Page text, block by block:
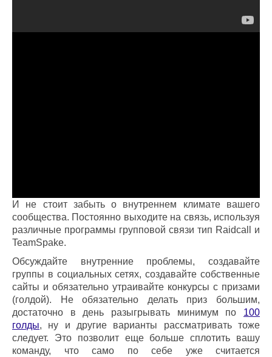
И не стоит забыть о внутреннем климате вашего
сообщества. Постоянно выходите на связь, используя
различные программы групповой связи тип Raidcall и
TeamSpake.
Обсуждайте внутренние проблемы, создавайте
группы в социальных сетях, создавайте собственные
сайты и обязательно утраивайте конкурсы с призами
(голдой). Не обязательно делать приз большим,
достаточно в день разыгрывать минимум по 100
голды, ну и другие варианты рассматривать тоже
следует. Это позволит еще больше сплотить вашу
команду, что само по себе уже считается